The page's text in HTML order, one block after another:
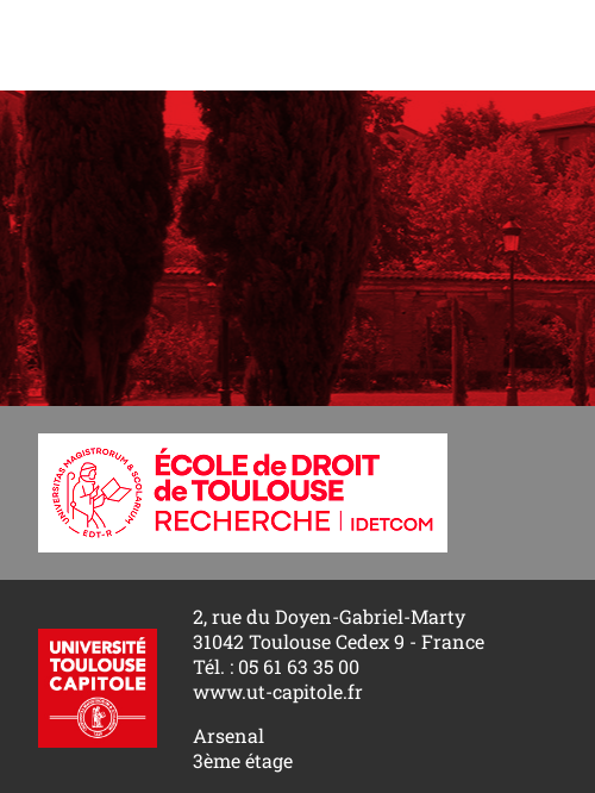
2, rue du Doyen-Gabriel-Marty
31042 Toulouse Cedex 9 - France
Tél. : 05 61 63 35 00
www.ut-capitole.fr
Arsenal
3ème étage